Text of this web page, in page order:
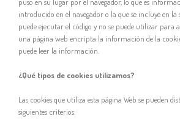
introducido en el navegador o la que se incluye en la
puede ejecutar el código y no se puede utilizar para
una página web encripta la información de la
puede leer la información.
¿Qué tipos de cookies utilizamos?
Las cookies que utiliza esta página Web se pueden
siguientes criterios: